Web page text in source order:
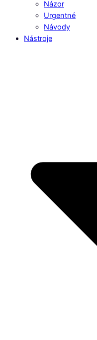
Názor
Urgentné
Návody
Nástroje